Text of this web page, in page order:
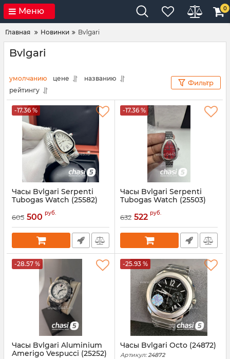
Меню 0
Главная Новинки Bvlgari
Bvlgari
умолчанию цене
названию
рейтингу
Фильтр
-17.36 %
Часы Bvlgari Serpenti
Tubogas Watch (25582)
25582
605 500 руб.
-17.36 %
Часы Bvlgari Serpenti
Tubogas Watch (25503)
25503
632 522 руб.
-28.57 %
Часы Bvlgari Aluminium
Amerigo Vespucci (25252)
-25.93 %
Часы Bvlgari Octo (24872)
Артикул: 24872